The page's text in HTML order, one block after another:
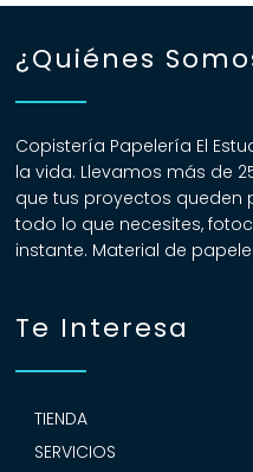
¿Quiénes
Copistería Papelería El
la vida. Llevamos más de
que tus proyectos queden
todo lo que necesites,
instante. Material de
Te Interesa
TIENDA
SERVICIOS